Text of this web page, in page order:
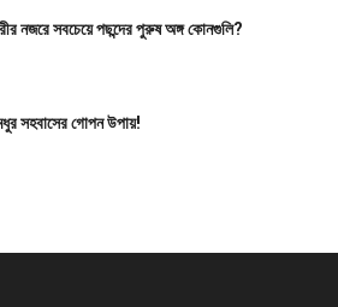
নজরে সবচেয়ে পছন্দের পুরুষ অঙ্গ কোনগুলি?
সহবাসের গোপন উপায়!